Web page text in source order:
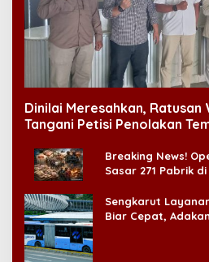
Dinilai Meresahkan, Ratusan
Tangani Petisi Penolakan
Breaking News!
Sasar 271 Pabrik
Sengkarut
Biar Cepat,